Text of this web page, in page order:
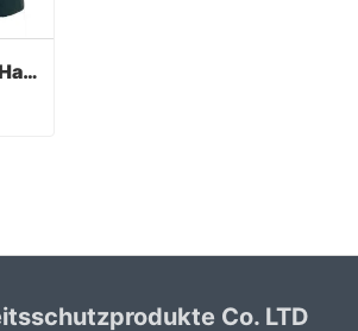
Grüne PVC beschichtete Handschuhe Sandy Finish
Co. LTD